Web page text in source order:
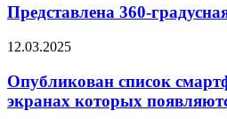
градусная
камера
Insta360
Представлена 360-
Опубликован
смартфонов
Samsung,
на
12.03.2025
Опубликован список
экранах которых